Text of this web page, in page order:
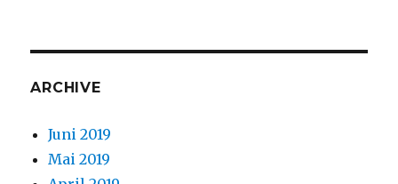
ARCHIVE
Juni 2019
Mai 2019